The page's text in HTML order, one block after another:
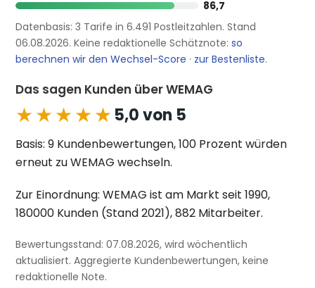
86,7
Datenbasis: 3 Tarife in 6.491 Postleitzahlen. Stand
06.08.2026. Keine redaktionelle Schätznote:so
berechnen wir den Wechsel-Score · zur Bestenliste.
Das sagen Kunden über WEMAG
★★★★★
★★★★★ 5,0 von 5
Basis: 9 Kundenbewertungen, 100 Prozent würden
erneut zu WEMAG wechseln.
Zur Einordnung: WEMAG ist am Markt seit 1990,
180000 Kunden (Stand 2021), 882 Mitarbeiter.
Bewertungsstand: 07.08.2026, wird wöchentlich
aktualisiert. Aggregierte Kundenbewertungen, keine
redaktionelle Note.